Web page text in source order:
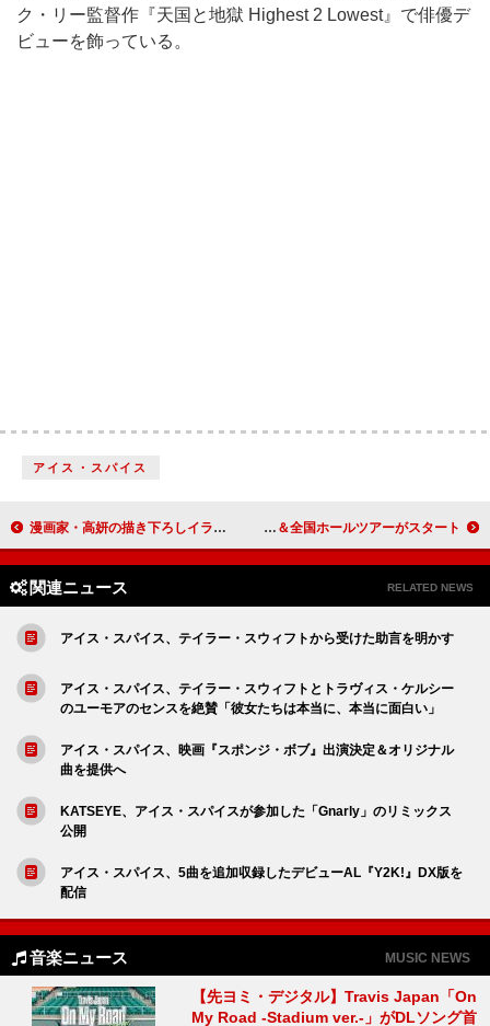
ク・リー監督作『天国と地獄 Highest 2 Lowest』で俳優デ
ビューを飾っている。
アイス・スパイス
漫画家・高妍の描き下ろしイラスト公開、坂本龍一ドキュメンタリー映画『Ryuichi Sakamoto: Diaries』 松任谷由実、40枚目のオリジナルアルバム『Wormhole / Yumi AraI』リリース＆全国ホールツアーがスタート
関連ニュース RELATED NEWS
アイス・スパイス、テイラー・スウィフトから受けた助言を明かす
アイス・スパイス、テイラー・スウィフトとトラヴィス・ケルシー
のユーモアのセンスを絶賛「彼女たちは本当に、本当に面白い」
アイス・スパイス、映画『スポンジ・ボブ』出演決定＆オリジナル
曲を提供へ
KATSEYE、アイス・スパイスが参加した「Gnarly」のリミックス
公開
アイス・スパイス、5曲を追加収録したデビューAL『Y2K!』DX版を
配信
音楽ニュース MUSIC NEWS
【先ヨミ・デジタル】Travis Japan「On
My Road -Stadium ver.-」がDLソング首